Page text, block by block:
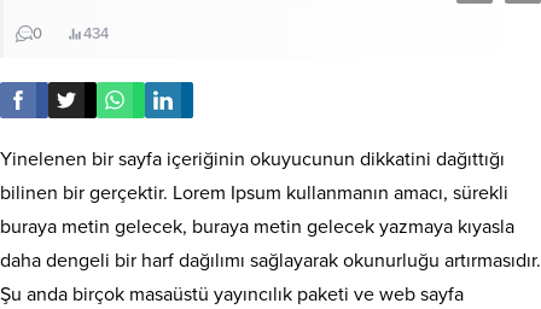
0 434
Yinelenen bir sayfa içeriğinin okuyucunun dikkatini dağıttığı
bilinen bir gerçektir. Lorem Ipsum kullanmanın amacı, sürekli
buraya metin gelecek, buraya metin gelecek yazmaya kıyasla
daha dengeli bir harf dağılımı sağlayarak okunurluğu artırmasıdır.
Şu anda birçok masaüstü yayıncılık paketi ve web sayfa